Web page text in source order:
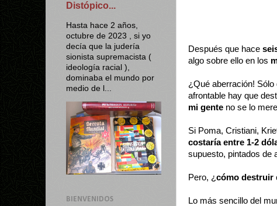
Después que hace
algo sobre ello en los
¿Qué aberración!
afrontable hay que
mi gente no se lo
Si Poma, Cristiani,
costaría entre 1-2
supuesto, pintados de
Pero, ¿cómo destruir
Lo más sencillo del
Distópico...
Hasta hace 2 años,
octubre de 2023 , si yo
decía que la judería
sionista supremacista (
ideología racial ),
dominaba el mundo por
medio de l...
BIENVENIDOS